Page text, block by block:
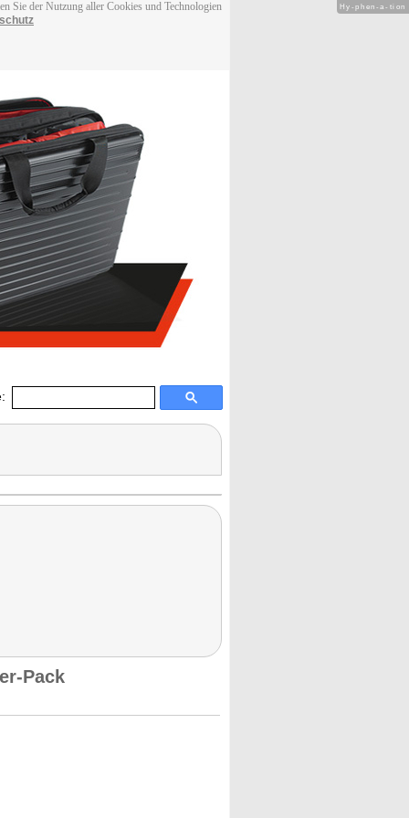
Sie der Nutzung aller Cookies und Technologien
Pack
Hy-phen-a-tion